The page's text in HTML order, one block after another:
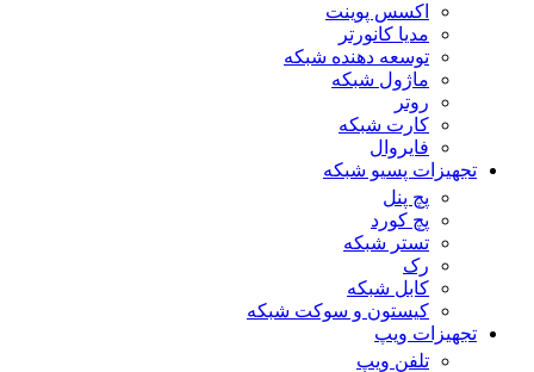
اکسس پوینت
مدیا کانورتر
توسعه دهنده شبکه
ماژول شبکه
روتر
کارت شبکه
فایروال
تجهیزات پسیو شبکه
پچ پنل
پچ کورد
تستر شبکه
رک
کابل شبکه
کیستون و سوکت شبکه
تجهیزات ویپ
تلفن ویپ